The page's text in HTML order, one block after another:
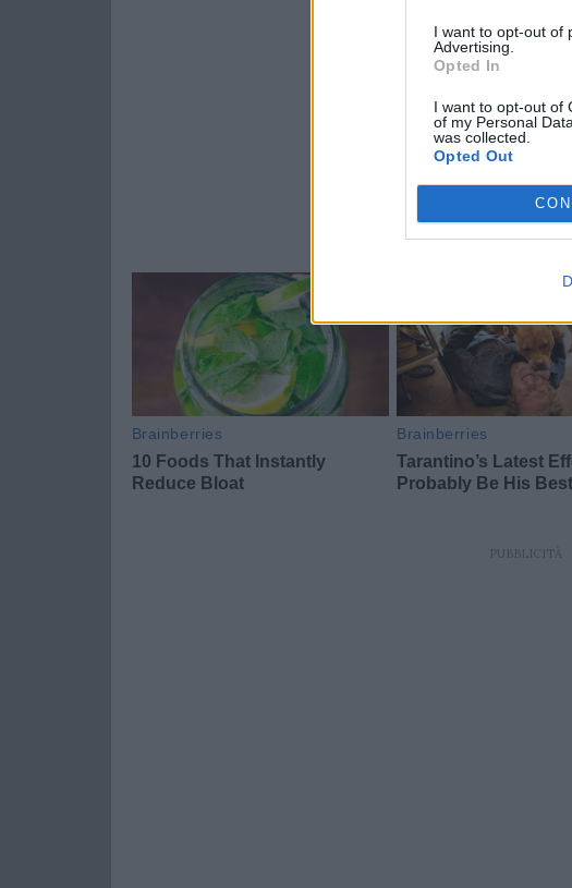
I want to opt-out of
Advertising.
Opted In
I want to opt-out of
of my Personal
was collected.
Opted Out